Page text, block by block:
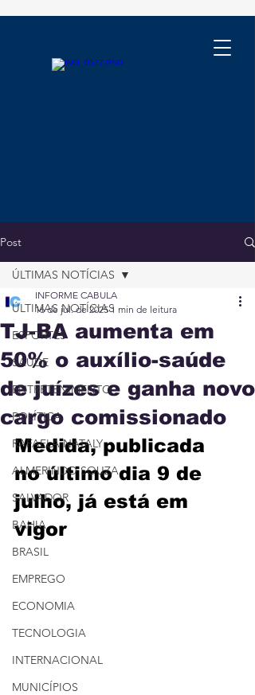
Post
ÚLTIMAS NOTÍCIAS
ESPORTES
SAÚDE
ENTRETENIMENTO
POLÍTICA
RAFAELA NATALY
ALMERINDO SOUZA
SALVADOR
BAHIA
BRASIL
EMPREGO
ECONOMIA
TECNOLOGIA
INTERNACIONAL
MUNICÍPIOS
ÚLTIMAS NOTÍCIAS
TJ-BA aumenta em
50% o auxílio-saúde
de juízes e ganha novo
cargo comissionado
INFORME CABULA
16 de jul. de 2025 1 min de leitura
Medida, publicada
no último dia 9 de
julho, já está em
vigor